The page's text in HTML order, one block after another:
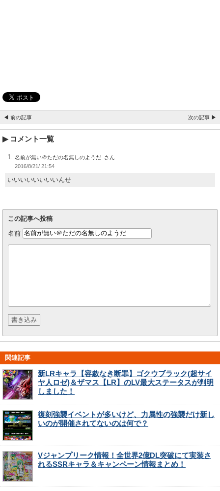
◀ 前の記事 次の記事 ▶
コメント一覧
名前が無い＠ただの名無しのようだ
2016/8/21/ 21:54
いいいいいいいいんせ
この記事へ投稿
名前
関連記事
新LRキャラ【容赦なき断罪】ゴクウブラック(超サイ
ヤ人ロゼ)＆ザマス【LR】のLV最大ステータスが判明
しました！
復刻強襲イベントが多いけど、力属性の強襲だけ新し
いのが開催されてないのは何で？
Vジャンプリーク情報！全世界2億DL突破にて実装さ
れるSSRキャラ＆キャンペーン情報まとめ！